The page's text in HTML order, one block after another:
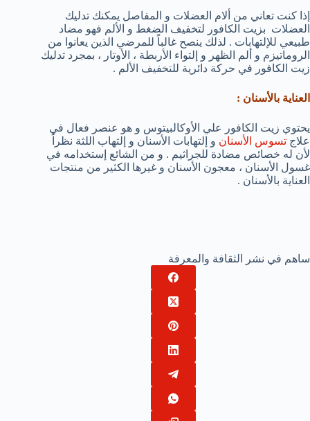
إذا كنت تعاني من ألام العضلات و المفاصل يمكنك تدليك
العضلات بزيت الكافور لتخفيف الضغط و الألم فهو مضاد
طبيعي للإلتهابات . لذلك ينصح غالباً للمرضي الذين يعانوا من
الروماتيزم و ألم الظهر و إلتواء الأربطة ، الأوتار ، بمجرد تدليك
زيت الكافور في حركة دائرية للتخفيف الألم .
العناية بالأسنان :
يحتوي زيت الكافور علي الأوكالبيتوس و هو عنصر فعال في
علاج تسوس الأسنان و إلتهابات الأسنان و إلتهاب اللثة نظراً
لأن له خصائص مضادة للجراثيم . و من الشائع إستخدامه في
غسول الأسنان ، معجون الأسنان و غيرها الكثير من منتجات
العناية بالأسنان .
ساهم في نشر الثقافة والمعرفة